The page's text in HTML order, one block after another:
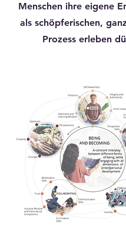
Menschen ihre eigene
als schöpferischen,
Prozess erleben